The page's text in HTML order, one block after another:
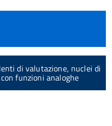
di valutazione, nuclei di
funzioni analoghe